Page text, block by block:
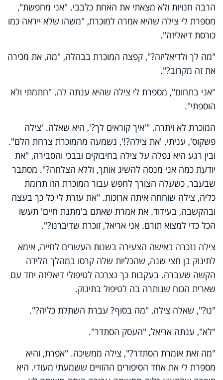
הרבה חנויות ולא מצאתי את האחת כלבבי. "אני מחפשת",
מספרת לי צילה שהיא אמרה למוכרת, "משהו שלא ייראה כמו
כורסת דיאליזה".
"מה לך ולדיאליזה?", קפצה המוכרת בבהלה, "מה, את מכירה
את זה מקרוב?".
"אני בתחום", מספרת לי צילה שהיא ענתה לה. "חתמתי ולא
הוספתי".
המוכרת לא ויתרה. "'איך קוראים לך?', היא שאלה. 'צילה
פשקוס', עניתי. 'את צילה?!', נשמעה מהמוכרת צרחת הלם".
ובין רגע היא נפלה על צילה בחיבוקים ובבכי והסבירה, "את
יודעת כמה אני מנסה להשיג אותך, וללא הצלחה?". מסתבר
שבעבר, כשעלה הצורך לחפש עבור המוכרת הזו תרומת
כליה, צילה שוחחה איתה ארוכות. "את עזרת לי כל כך בעצה
ובהקשבה, בעידוד. את אמרת שאתם ב'מתנת חיים' תעשו
הכל כדי למצוא תורם. אני אריאל, זוכרת שדיברנו?".
צילה נזכרה באישה הצעירה בשנות העשרים לחייה, אימא
לתינוק בן חצי שנה, שהכליות שלה קרסו במהלך הלידה
הקשה שעברה. בעקבות כך נצרכה לטיפולי דיאליזה יחד עם
שארית הכוח שנותרה בה לטיפול בתינוק.
"נו?", שאלה צילה, "מה בסוף? עברת השתלת כליה?".
"לא", ענתה אריאל, "העסק הסתדר".
"מה זאת אומרת הסתדר?", צילה ממשיכה. "אפרת, והיא
מספרת לי את אחד הסיפורים ההזויים ששמעתי מעודי. היא